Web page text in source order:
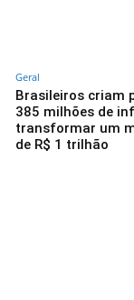
Geral
Brasileiros criam
385 milhões de
transformar um
de R$ 1 trilhão